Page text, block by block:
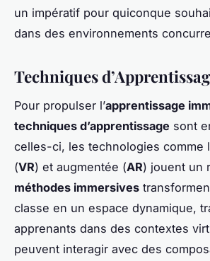
un impératif pour quiconque
dans des environnements
Techniques
Pour propulser l’apprentissage
techniques d’apprentissage sont
celles-ci, les technologies comme
(VR) et augmentée (AR) jouent un
méthodes immersives
classe en un espace dynamique,
apprenants dans des contextes
peuvent interagir avec des